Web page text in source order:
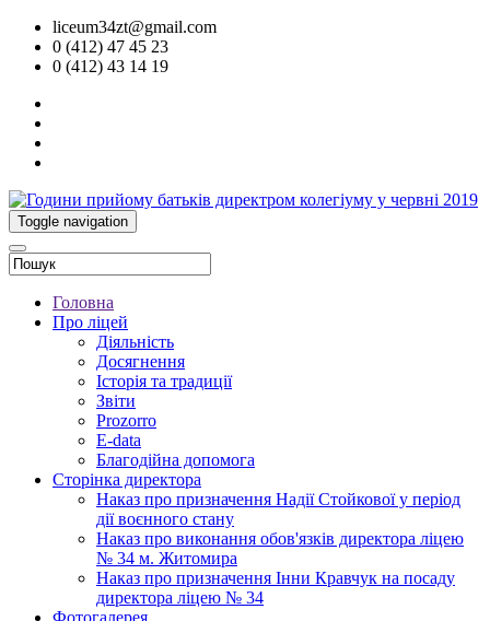
liceum34zt@gmail.com
0 (412) 47 45 23
0 (412) 43 14 19
Toggle navigation
Головна
Про ліцей
Діяльність
Досягнення
Історія та традиції
Звіти
Prozorro
E-data
Благодійна допомога
Сторінка директора
Наказ про призначення Надії Стойкової у період
дії воєнного стану
Наказ про виконання обов'язків директора ліцею
№ 34 м. Житомира
Наказ про призначення Інни Кравчук на посаду
директора ліцею № 34
Фотогалерея